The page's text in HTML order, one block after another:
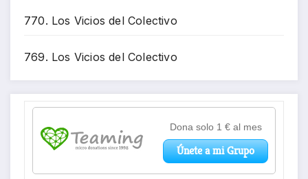
770. Los Vicios del Colectivo
769. Los Vicios del Colectivo